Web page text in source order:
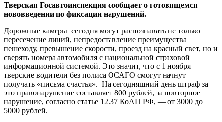
Тверская Госавтоинспекция сообщает о готовящемся
нововведении по фиксации нарушений.
Дорожные камеры сегодня могут распознавать не только
пересечение линий, непредоставление преимущества
пешеходу, превышение скорости, проезд на красный свет, но и
сверять номера автомобиля с национальной страховой
информационной системой. Это значит, что с 1 ноября
тверские водители без полиса ОСАГО смогут начнут
получать «письма счастья». На сегодняшний день штраф за
это правонарушение составляет 800 рублей, за повторное
нарушение, согласно статье 12.37 КоАП РФ, — от 3000 до
5000 рублей.